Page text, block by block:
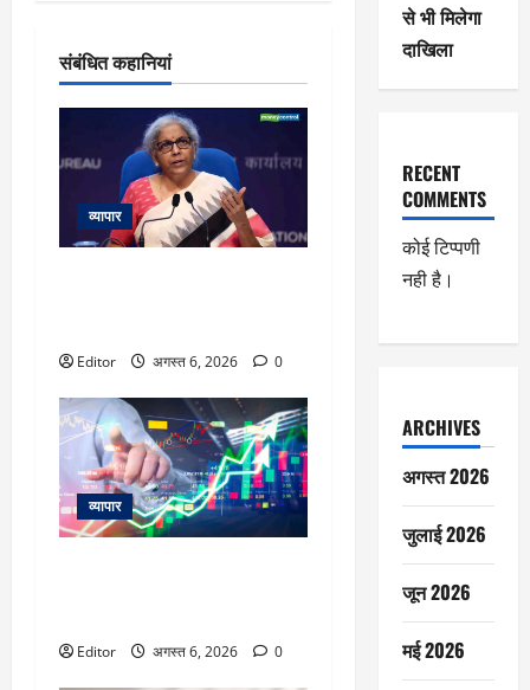
न
संबंधित कहानियां
व्यापार
Editor अगस्त 6, 2026 0
व्यापार
Editor अगस्त 6, 2026 0
से भी मिलेगा
दाखिला
RECENT
COMMENTS
कोई टिप्पणी
नही है।
ARCHIVES
अगस्त 2026
जुलाई 2026
जून 2026
मई 2026